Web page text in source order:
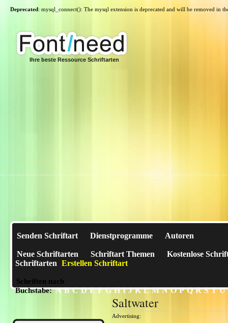
Deprecated: mysql_connect(): The mysql extension is deprecated and will be removed in
Ihre beste Ressource Schriftarten
Senden Schriftart Dienstprogramme Autoren
Neue Schriftarten Schriftart Themen
Kostenlose
Schriftarten Erstellen Schriftart
Schriften nach
Buchstabe:A B C D E F G H I J K L M N O P Q R S T U
Saltwater
Advertising: